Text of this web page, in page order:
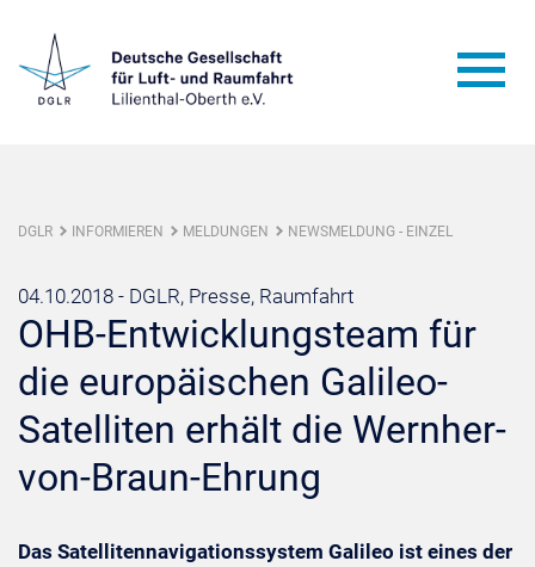
DGLR INFORMIEREN MELDUNGEN NEWSMELDUNG - EINZEL
04.10.2018 - DGLR, Presse, Raumfahrt
OHB-Entwicklungsteam für
die europäischen Galileo-
Satelliten erhält die Wernher-
von-Braun-Ehrung
Das Satellitennavigationssystem Galileo ist eines der